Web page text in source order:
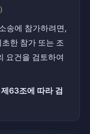
송에 참가하려면,
한 참가 또는 조
요건을 검토하여
63조에 따라 검